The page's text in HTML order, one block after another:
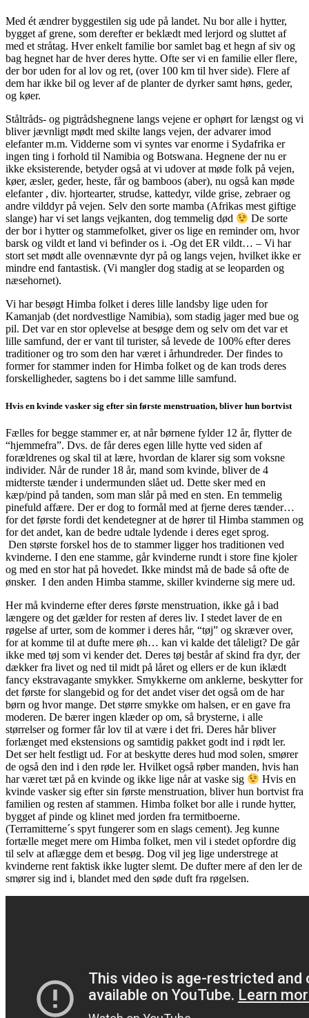
Med ét ændrer byggestilen sig ude på landet. Nu bor alle i hytter,
bygget af grene, som derefter er beklædt med lerjord og sluttet af
med et stråtag. Hver enkelt familie bor samlet bag et hegn af siv og
bag hegnet har de hver deres hytte. Ofte ser vi en familie eller flere,
der bor uden for al lov og ret, (over 100 km til hver side). Flere af
dem har ikke bil og lever af de planter de dyrker samt høns, geder,
og køer.
Ståltråds- og pigtrådshegnene langs vejene er ophørt for længst og vi
bliver jævnligt mødt med skilte langs vejen, der advarer imod
elefanter m.m. Vidderne som vi syntes var enorme i Sydafrika er
ingen ting i forhold til Namibia og Botswana. Hegnene der nu er
ikke eksisterende, betyder også at vi udover at møde folk på vejen,
køer, æsler, geder, heste, får og bamboos (aber), nu også kan møde
elefanter , div. hjortearter, strudse, kattedyr, vilde grise, zebraer og
andre vilddyr på vejen. Selv den sorte mamba (Afrikas mest giftige
slange) har vi set langs vejkanten, dog temmelig død
De sorte
der bor i hytter og stammefolket, giver os lige en reminder om, hvor
barsk og vildt et land vi befinder os i. -Og det ER vildt… – Vi har
stort set mødt alle ovennævnte dyr på og langs vejen, hvilket ikke er
mindre end fantastisk. (Vi mangler dog stadig at se leoparden og
næsehornet).
Vi har besøgt Himba folket i deres lille landsby lige uden for
Kamanjab (det nordvestlige Namibia), som stadig jager med bue og
pil. Det var en stor oplevelse at besøge dem og selv om det var et
lille samfund, der er vant til turister, så levede de 100% efter deres
traditioner og tro som den har været i århundreder. Der findes to
former for stammer inden for Himba folket og de kan trods deres
forskelligheder, sagtens bo i det samme lille samfund.
Hvis en kvinde vasker sig efter sin første menstruation, bliver hun bortvist
Fælles for begge stammer er, at når børnene fylder 12 år, flytter de
“hjemmefra”. Dvs. de får deres egen lille hytte ved siden af
forældrenes og skal til at lære, hvordan de klarer sig som voksne
individer. Når de runder 18 år, mand som kvinde, bliver de 4
midterste tænder i undermunden slået ud. Dette sker med en
kæp/pind på tanden, som man slår på med en sten. En temmelig
pinefuld affære. Der er dog to formål med at fjerne deres tænder…
for det første fordi det kendetegner at de hører til Himba stammen og
for det andet, kan de bedre udtale lydende i deres eget sprog.
Den største forskel hos de to stammer ligger hos traditionen ved
kvinderne. I den ene stamme, går kvinderne rundt i store fine kjoler
og med en stor hat på hovedet. Ikke mindst må de bade så ofte de
ønsker. I den anden Himba stamme, skiller kvinderne sig mere ud.
Her må kvinderne efter deres første menstruation, ikke gå i bad
længere og det gælder for resten af deres liv. I stedet laver de en
røgelse af urter, som de kommer i deres hår, “tøj” og skræver over,
for at komme til at dufte mere øh… kan vi kalde det tåleligt? De går
ikke med tøj som vi kender det. Deres tøj består af skind fra dyr, der
dækker fra livet og ned til midt på låret og ellers er de kun iklædt
fancy ekstravagante smykker. Smykkerne om anklerne, beskytter for
det første for slangebid og for det andet viser det også om de har
børn og hvor mange. Det større smykke om halsen, er en gave fra
moderen. De bærer ingen klæder op om, så brysterne, i alle
størrelser og former får lov til at være i det fri. Deres hår bliver
forlænget med ekstensions og samtidig pakket godt ind i rødt ler.
Det ser helt festligt ud. For at beskytte deres hud mod solen, smører
de også den ind i den røde ler. Hvilket også røber manden, hvis han
har været tæt på en kvinde og ikke lige når at vaske sig
Hvis en
kvinde vasker sig efter sin første menstruation, bliver hun bortvist fra
familien og resten af stammen. Himba folket bor alle i runde hytter,
bygget af pinde og klinet med jorden fra termitboerne.
(Terramitterne´s spyt fungerer som en slags cement). Jeg kunne
fortælle meget mere om Himba folket, men vil i stedet opfordre dig
til selv at aflægge dem et besøg. Dog vil jeg lige understrege at
kvinderne rent faktisk ikke lugter slemt. De dufter mere af den ler de
smører sig ind i, blandet med den søde duft fra røgelsen.